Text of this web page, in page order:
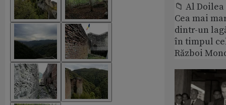
📁 Al
Cea mai
dintr-un
în timpul
Război